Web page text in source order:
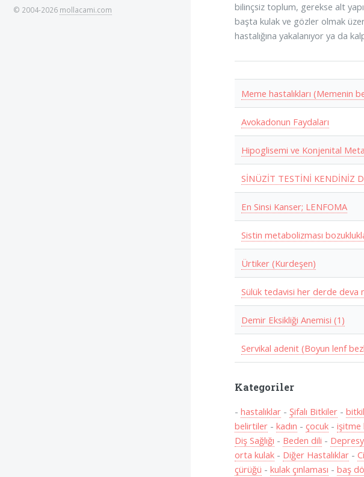
bilinçsiz toplum, gerekse alt
başta kulak ve gözler olmak
hastalığına yakalanıyor ya da
Meme hastalıkları (Memenin
Avokadonun Faydaları
Hipoglisemi ve Konjenital
SİNÜZİT TESTİNİ KENDİNİZ
En Sinsi Kanser; LENFOMA
Sistin metabolizması
Ürtiker (Kurdeşen)
Sülük tedavisi her derde deva
Demir Eksikliği Anemisi (1)
Servikal adenit (Boyun lenf
Kategoriler
-hastalıklar -Şifalı Bitkiler -
belirtiler -kadın -çocuk -işitme
Diş Sağlığı - Beden dili -
orta kulak - Diğer Hastalıklar -
çürüğü -kulak çınlaması -baş
© 2004-2026 mollacami.com